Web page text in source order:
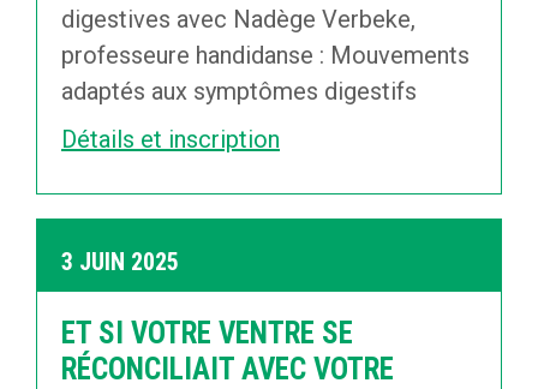
digestives avec Nadège Verbeke,
professeure handidanse : Mouvements
adaptés aux symptômes digestifs
Détails et inscription
3 JUIN 2025
ET SI VOTRE VENTRE SE
RÉCONCILIAIT AVEC VOTRE